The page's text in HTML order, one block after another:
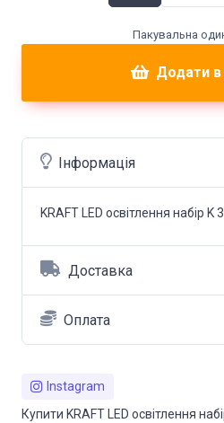
Пакувальна
Додати
Інформація
KRAFT LED освітлення набір
Доставка
Оплата
Instagram
Купити KRAFT LED освітлення